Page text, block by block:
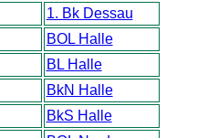
1. Bk Dessau
BOL Halle
BL Halle
BkN Halle
BkS Halle